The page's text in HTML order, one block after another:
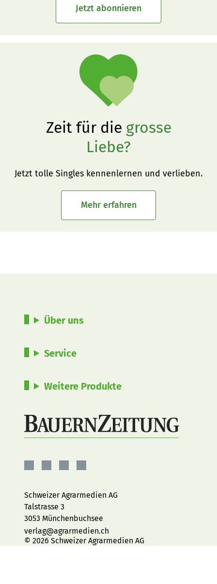
Jetzt abonnieren
Zeit für die grosse
Liebe?
Jetzt tolle Singles kennenlernen und verlieben.
Mehr erfahren
Über uns
Service
Weitere Produkte
Facebook
Instagram
YouTubeLinkedIn
Schweizer Agrarmedien AG
Talstrasse 3
3053 Münchenbuchsee
verlag@agrarmedien.ch
© 2026 Schweizer Agrarmedien AG